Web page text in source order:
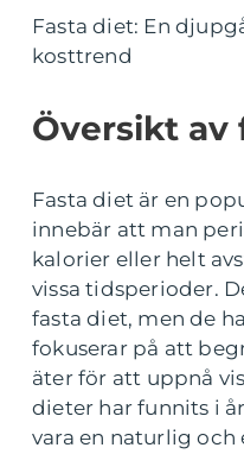
Fasta diet: En
kosttrend
Översikt av
Fasta diet är en
innebär att man
kalorier eller helt
vissa tidsperioder.
fasta diet, men de
fokuserar på att
äter för att uppnå
dieter har funnits i
vara en naturlig